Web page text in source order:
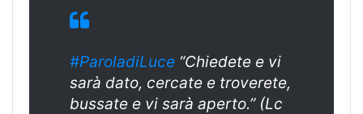
#ParoladiLuce “Chiedete e vi
sarà dato, cercate e troverete,
bussate e vi sarà aperto.” (Lc